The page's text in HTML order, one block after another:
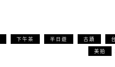
下午茶 半日遊 古蹟
美拍